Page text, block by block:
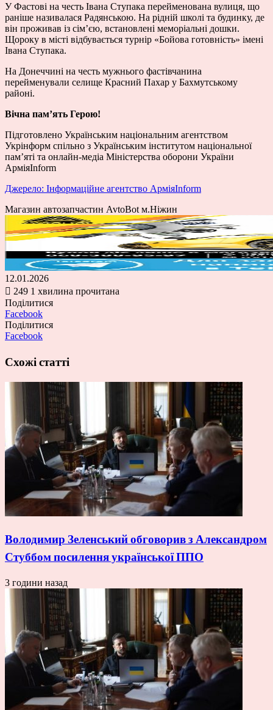
У Фастові на честь Івана Ступака перейменована вулиця, що
раніше називалася Радянською. На рідній школі та будинку, де
він проживав із сім’єю, встановлені меморіальні дошки.
Щороку в місті відбувається турнір «Бойова готовність» імені
Івана Ступака.
На Донеччині на честь мужнього фастівчанина
перейменували селище Красний Пахар у Бахмутському
районі.
Вічна пам’ять Герою!
Підготовлено Українським національним агентством
Укрінформ спільно з Українським інститутом національної
памʼяті та онлайн-медіа Міністерства оборони України
АрміяInform
Джерело: Інформаційне агентство АрміяInform
Магазин автозапчастин AvtoBot м.Ніжин
12.01.2026
249 1 хвилина прочитана
Поділитися
Facebook
Поділитися
Facebook
Схожі статті
Володимир Зеленський обговорив з Александром
Стуббом посилення української ППО
3 години назад